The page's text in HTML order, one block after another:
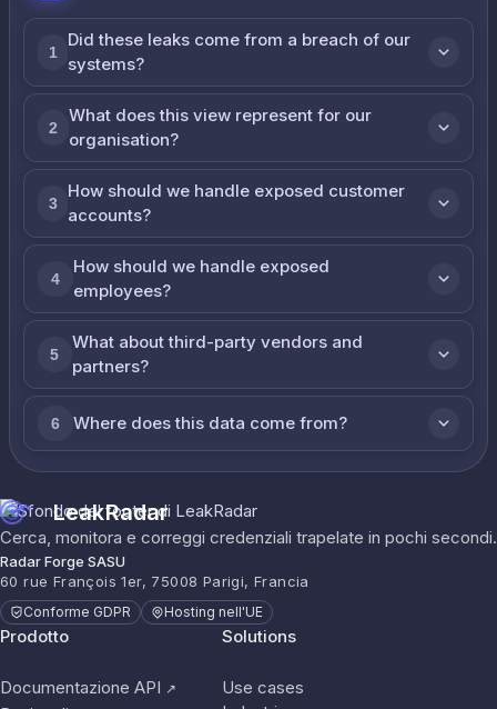
1
Did these leaks come from a breach of our
systems?
2
What does this view represent for our
organisation?
3
How should we handle exposed customer
accounts?
4
How should we handle exposed
employees?
5
What about third-party vendors and
partners?
6 Where does this data come from?
LeakRadar
Cerca, monitora e correggi credenziali trapelate in pochi secondi.
Radar Forge SASU
60 rue François 1er, 75008 Parigi, Francia
Conforme GDPR Hosting nell'UE
Prodotto
Documentazione API ↗
Solutions
Use cases